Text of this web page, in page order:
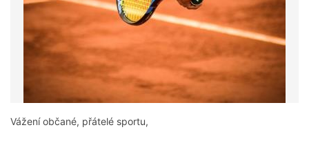
Vážení občané, přátelé sportu,